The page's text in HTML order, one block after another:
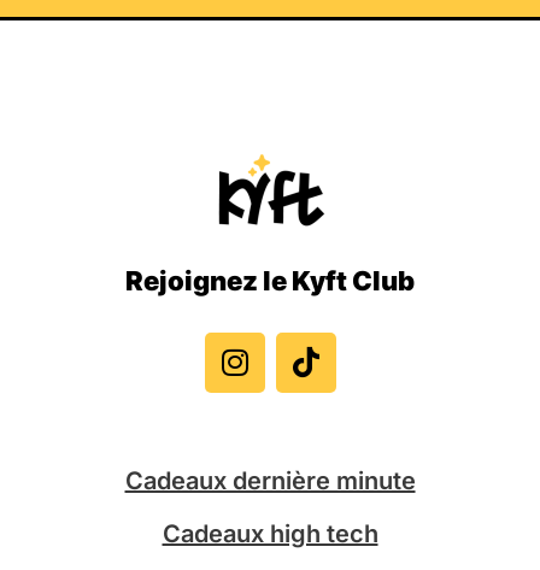
Rejoignez le Kyft Club
n
s
t
r
a
m
i
k
t
Cadeaux dernière minute
Cadeaux high tech